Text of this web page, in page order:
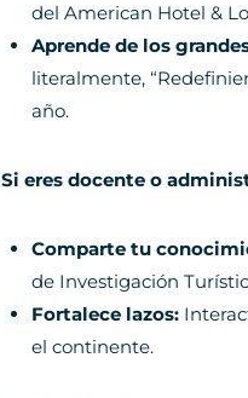
del American Hotel &
Aprende de los
literalmente,
año.
Si eres docente o
Comparte tu
de Investigación
Fortalece lazos:
el continente.